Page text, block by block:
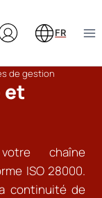
FR
de gestion
et
chaîne
ISO 28000.
continuité de